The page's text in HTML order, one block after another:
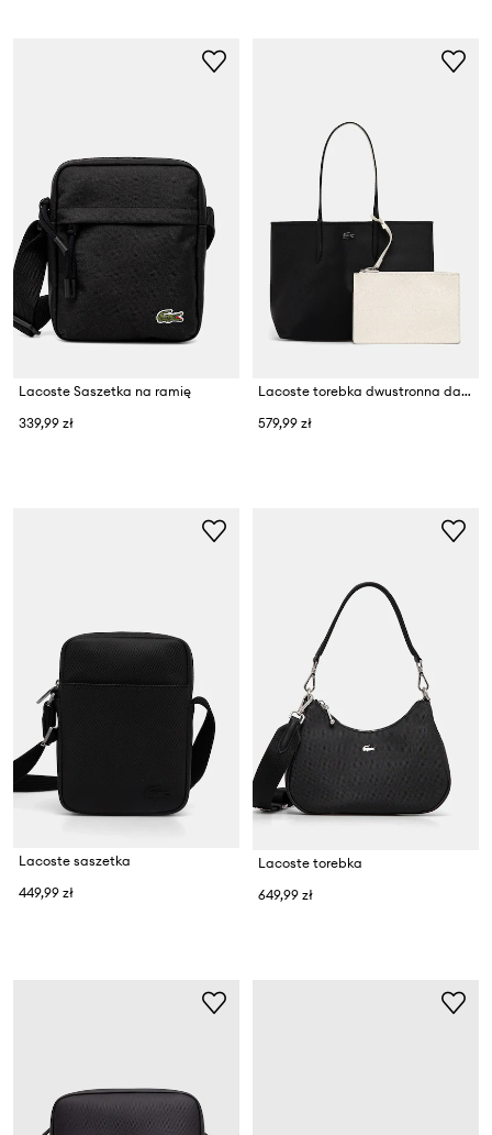
Lacoste Saszetka na ramię
339,99 zł
Lacoste torebka dwustronna damska
579,99 zł
Lacoste saszetka
449,99 zł
Lacoste torebka
649,99 zł